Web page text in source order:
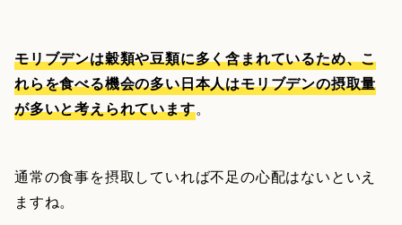
モリブデンは穀類や豆類に多く含まれているため、こ
れらを食べる機会の多い日本人はモリブデンの摂取量
が多いと考えられています。
通常の食事を摂取していれば不足の心配はないといえ
ますね。